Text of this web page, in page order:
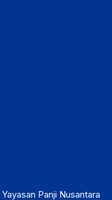
Panji Nusantara